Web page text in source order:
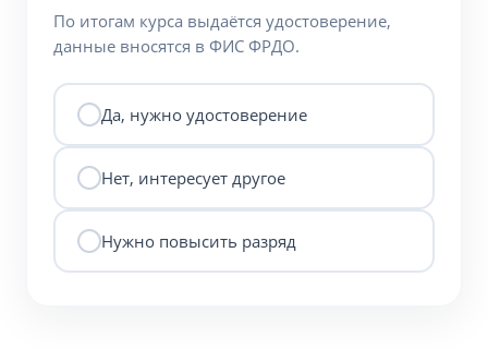
По итогам курса выдаётся удостоверение,
данные вносятся в ФИС ФРДО.
Да, нужно удостоверение
Нет, интересует другое
Нужно повысить разряд